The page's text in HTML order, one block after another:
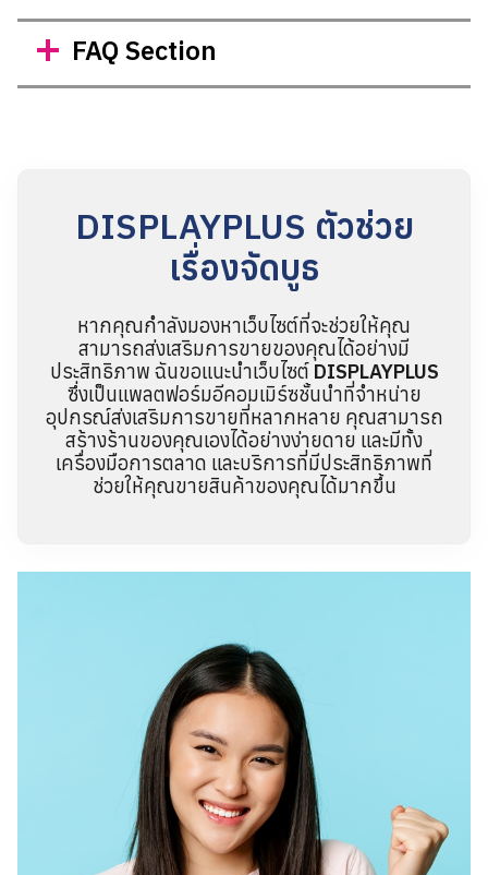
FAQ Section
DISPLAYPLUS ตัวช่วย
เรื่องจัดบูธ
หากคุณกำลังมองหาเว็บไซต์ที่จะช่วยให้คุณ
สามารถส่งเสริมการขายของคุณได้อย่างมี
ประสิทธิภาพ ฉันขอแนะนำเว็บไซต์ DISPLAYPLUS
ซึ่งเป็นแพลตฟอร์มอีคอมเมิร์ซชั้นนำที่จำหน่าย
อุปกรณ์ส่งเสริมการขายที่หลากหลาย คุณสามารถ
สร้างร้านของคุณเองได้อย่างง่ายดาย และมีทั้ง
เครื่องมือการตลาด และบริการที่มีประสิทธิภาพที่
ช่วยให้คุณขายสินค้าของคุณได้มากขึ้น